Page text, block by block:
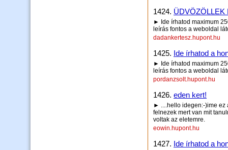
1424. ÜDVÖZÖLLEK
► Ide írhatod maximum
leírás fontos a weboldal
dadankertesz.hupont.hu
1425. Ide írhatod a
► Ide írhatod maximum
leírás fontos a weboldal
pordanzsolt.hupont.hu
1426. eden kert!
► ....hello idegen:-)ime ez
felnezek mert van mit
voltak az eletemre.
eowin.hupont.hu
1427. Ide írhatod a